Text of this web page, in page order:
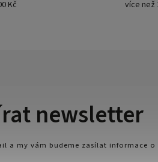
Kč více než
newsletter
a my vám budeme zasílat informace